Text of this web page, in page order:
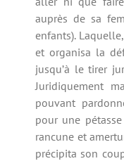
auprès de sa
enfants).
et organisa la
jusqu’à le tirer
Juridiquement
pouvant
pour une
rancune et
précipita son